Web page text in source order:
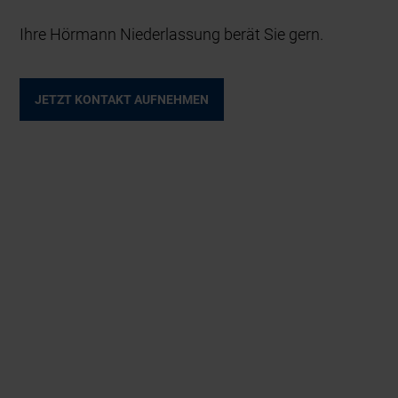
Ihre Hörmann Niederlassung berät Sie gern.
JETZT KONTAKT AUFNEHMEN